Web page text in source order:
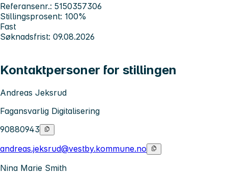
Referansenr.: 5150357306
Stillingsprosent: 100%
Fast
Søknadsfrist: 09.08.2026
Kontaktpersoner for stillingen
Andreas Jeksrud
Fagansvarlig Digitalisering
90880943
andreas.jeksrud@vestby.kommune.no
Nina Marie Smith